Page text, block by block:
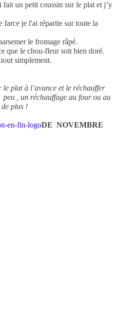
fait un petit coussin sur le plat et j’y
farce je l'ai répartie sur toute la
le fromage râpé.
que le chou-fleur soit bien doré.
simplement.
plat à l’avance et le réchauffer
peu , un réchauffage au four ou au
plus !
DE NOVEMBRE